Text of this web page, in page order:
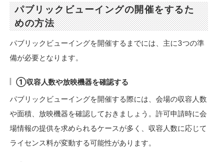
パブリックビューイングの開催をするた
めの方法
パブリックビューイングを開催するまでには、主に3つの準
備が必要となります。
①収容人数や放映機器を確認する
パブリックビューイングを開催する際には、会場の収容人数
や面積、放映機器を確認しておきましょう。許可申請時に会
場情報の提供を求められるケースが多く、収容人数に応じて
ライセンス料が変動する可能性があります。